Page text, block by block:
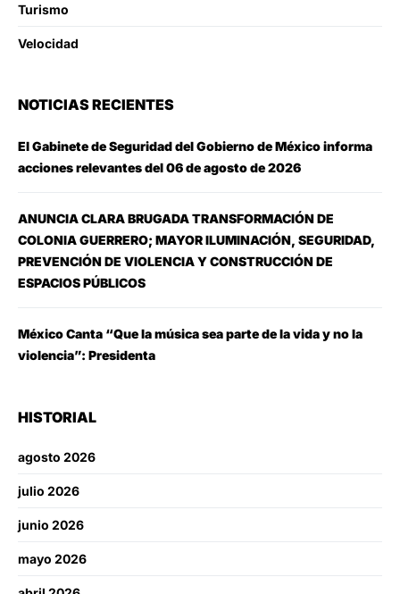
Turismo
Velocidad
NOTICIAS RECIENTES
El Gabinete de Seguridad del Gobierno de México informa
acciones relevantes del 06 de agosto de 2026
ANUNCIA CLARA BRUGADA TRANSFORMACIÓN DE
COLONIA GUERRERO; MAYOR ILUMINACIÓN, SEGURIDAD,
PREVENCIÓN DE VIOLENCIA Y CONSTRUCCIÓN DE
ESPACIOS PÚBLICOS
México Canta “Que la música sea parte de la vida y no la
violencia”: Presidenta
HISTORIAL
agosto 2026
julio 2026
junio 2026
mayo 2026